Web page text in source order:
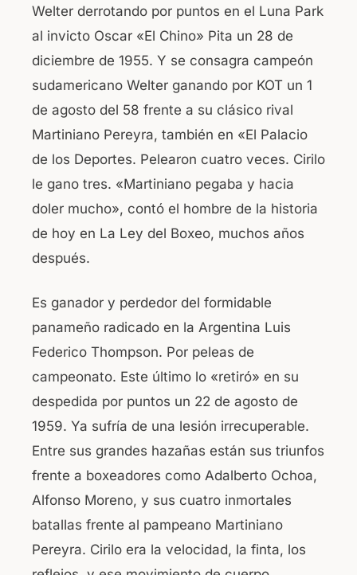
Welter derrotando por puntos en el Luna Park
al invicto Oscar «El Chino» Pita un 28 de
diciembre de 1955. Y se consagra campeón
sudamericano Welter ganando por KOT un 1
de agosto del 58 frente a su clásico rival
Martiniano Pereyra, también en «El Palacio
de los Deportes. Pelearon cuatro veces. Cirilo
le gano tres. «Martiniano pegaba y hacia
doler mucho», contó el hombre de la historia
de hoy en La Ley del Boxeo, muchos años
después.
Es ganador y perdedor del formidable
panameño radicado en la Argentina Luis
Federico Thompson. Por peleas de
campeonato. Este último lo «retiró» en su
despedida por puntos un 22 de agosto de
1959. Ya sufría de una lesión irrecuperable.
Entre sus grandes hazañas están sus triunfos
frente a boxeadores como Adalberto Ochoa,
Alfonso Moreno, y sus cuatro inmortales
batallas frente al pampeano Martiniano
Pereyra. Cirilo era la velocidad, la finta, los